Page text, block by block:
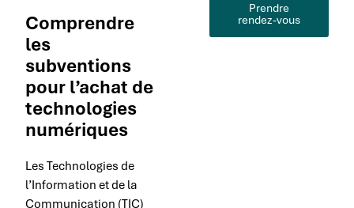
Comprendre
les
subventions
pour l’achat de
technologies
numériques
Les Technologies de
l’Information et de la
Communication (TIC)
Prendre
rendez-vous